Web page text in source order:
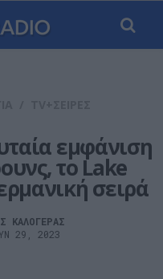
εμφάνιση
το Lake
σειρά
ΚΑΛΟΓΕΡΑΣ
29, 2023